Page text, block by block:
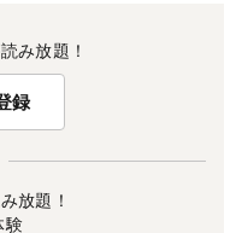
み放題！
録
放題！
験